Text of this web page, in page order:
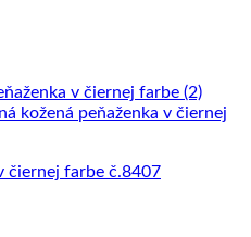
čiernej farbe č.8407